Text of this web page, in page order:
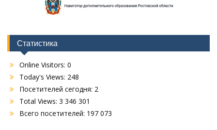
Статистика
Online Visitors: 0
Today's Views: 248
Посетителей сегодня: 2
Total Views: 3 346 301
Всего посетителей: 197 073